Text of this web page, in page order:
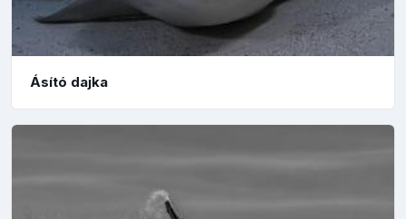
Ásító dajka